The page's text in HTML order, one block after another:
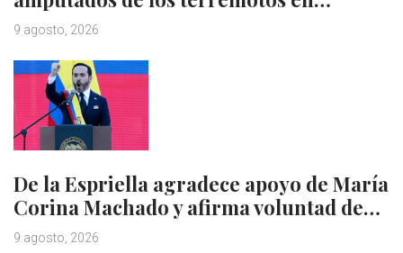
9 agosto, 2026
De la Espriella agradece apoyo de María
Corina Machado y afirma voluntad de…
9 agosto, 2026